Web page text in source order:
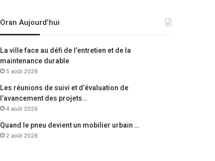
Oran Aujourd’hui
La ville face au défi de l’entretien et de la
maintenance durable
5 août 2026
Les réunions de suivi et d’évaluation de
l’avancement des projets…
4 août 2026
Quand le pneu devient un mobilier urbain …
2 août 2026